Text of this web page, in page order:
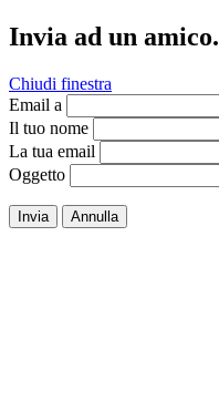
Invia ad un amico.
Chiudi finestra
Email a
Il tuo nome
La tua email
Oggetto
Invia Annulla